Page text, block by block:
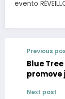
evento
Previous
Blue
promove
Next post